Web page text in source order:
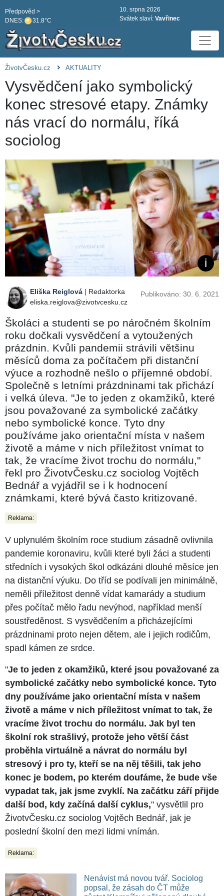
DNES: 31.8°C
Předpověd >
10. srpna 2026
Svátek slaví: Vavřinec
ŽivotvČesku.cz AKTUALITY
Vysvědčení jako symbolický
konec stresové etapy. Známky
nás vrací do normálu, říká
sociolog
Eliška Reiglová | Redaktorka
eliska.reiglova@zivotvcesku.cz
Publikováno: 30. 6. 2021
Školáci a studenti se po náročném školním
roku dočkali vysvědčení a vytoužených
prázdnin. Kvůli pandemii strávili většinu
měsíců doma za počítačem při distanční
výuce a rozhodně nešlo o příjemné období.
Společně s letními prázdninami tak přichází
i velká úleva. "Je to jeden z okamžiků, které
jsou považované za symbolické začátky
nebo symbolické konce. Tyto dny
používáme jako orientační místa v našem
životě a máme v nich příležitost vnímat to
tak, že vracíme život trochu do normálu,"
řekl pro ŽivotvČesku.cz sociolog Vojtěch
Bednář a vyjádřil se i k hodnocení
známkami, které bývá často kritizované.
Reklama:
V uplynulém školním roce studium zásadně ovlivnila
pandemie koronaviru, kvůli které byli žáci a studenti
středních i vysokých škol odkázáni dlouhé měsíce jen
na distanční výuku. Do tříd se podívali jen minimálně,
neměli příležitost denně vídat kamarády a studium
přes počítač mělo řadu nevýhod, například menší
soustředěnost. S vysvědčením a přicházejícími
prázdninami proto nejen dětem, ale i jejich rodičům,
spadl kámen ze srdce.
"Je to jeden z okamžiků, které jsou považované za
symbolické začátky nebo symbolické konce. Tyto
dny používáme jako orientační místa v našem
životě a máme v nich příležitost vnímat to tak, že
vracíme život trochu do normálu. Jak byl ten
školní rok strašlivý, protože jeho větší část
proběhla virtuálně a návrat do normálu byl
stresový i pro ty, kteří se na něj těšili, tak jeho
konec je bodem, po kterém doufáme, že bude vše
vypadat tak, jak jsme zvyklí. Na začátku září přijde
další bod, kdy začíná další cyklus," vysvětlil pro
ŽivotvČesku.cz sociolog Vojtěch Bednář, jak je
poslední školní den mezi lidmi vnímán.
Reklama:
Nenávist má novou tvář. Sociolog
popsal, že zásah do ČT může